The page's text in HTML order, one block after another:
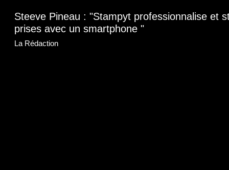
Steeve Pineau : "Stampyt professionnalise et
prises avec un smartphone "
La Rédaction